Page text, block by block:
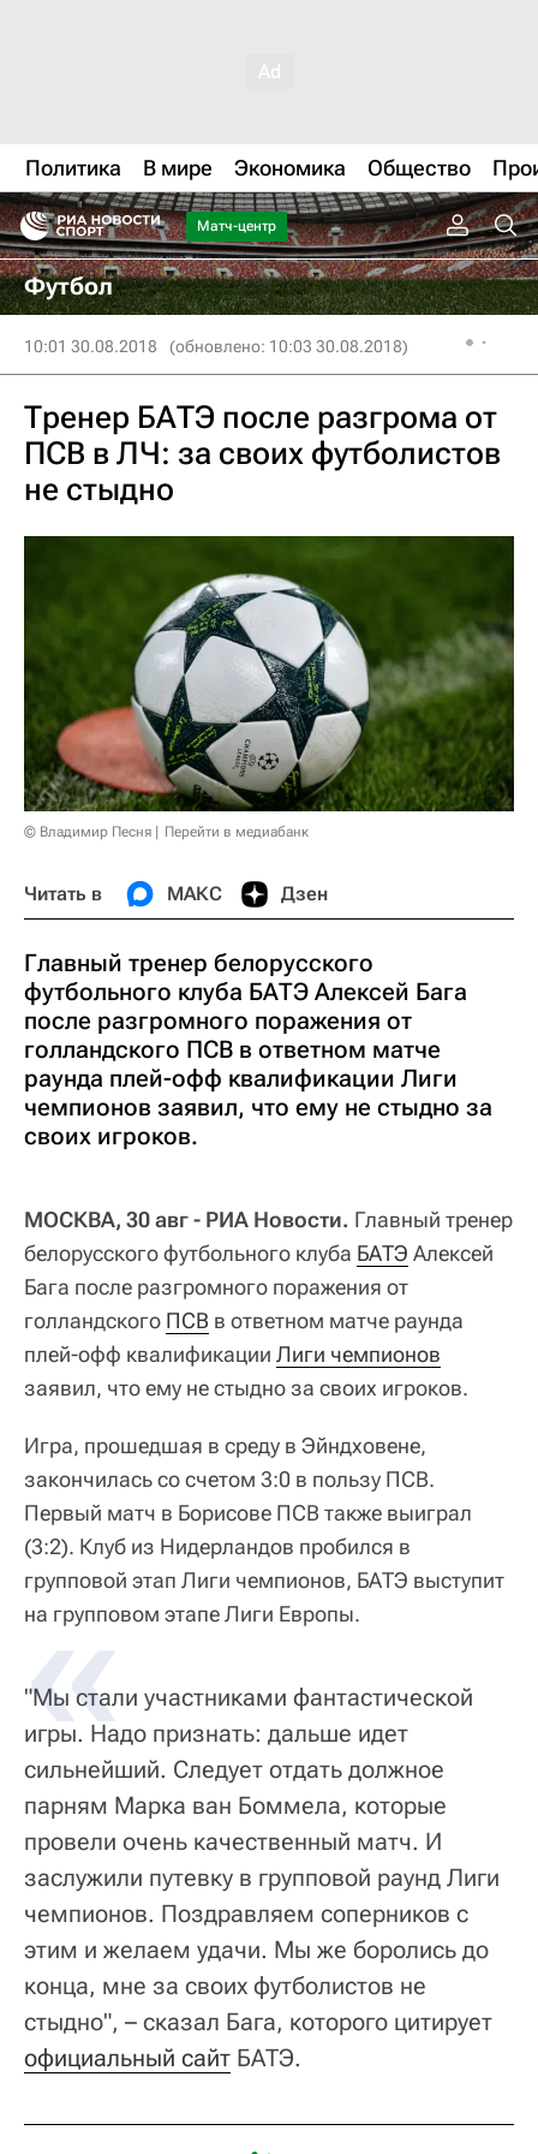
Политика В мире Экономика Общество
Матч-центр
Футбол
10:01 30.08.2018 (обновлено: 10:03 30.08.2018)
Тренер БАТЭ после разгрома от
ПСВ в ЛЧ: за своих футболистов
не стыдно
© Владимир Песня Перейти в медиабанк
Читать в МАКС Дзен
Главный тренер белорусского
футбольного клуба БАТЭ Алексей Бага
после разгромного поражения от
голландского ПСВ в ответном матче
раунда плей-офф квалификации Лиги
чемпионов заявил, что ему не стыдно за
своих игроков.
МОСКВА, 30 авг - РИА Новости. Главный тренер
белорусского футбольного клуба БАТЭ Алексей
Бага после разгромного поражения от
голландского ПСВ в ответном матче раунда
плей-офф квалификации Лиги чемпионов
заявил, что ему не стыдно за своих игроков.
Игра, прошедшая в среду в Эйндховене,
закончилась со счетом 3:0 в пользу ПСВ.
Первый матч в Борисове ПСВ также выиграл
(3:2). Клуб из Нидерландов пробился в
групповой этап Лиги чемпионов, БАТЭ выступит
на групповом этапе Лиги Европы.
"Мы стали участниками фантастической
игры. Надо признать: дальше идет
сильнейший. Следует отдать должное
парням Марка ван Боммела, которые
провели очень качественный матч. И
заслужили путевку в групповой раунд Лиги
чемпионов. Поздравляем соперников с
этим и желаем удачи. Мы же боролись до
конца, мне за своих футболистов не
стыдно", – сказал Бага, которого цитирует
официальный сайт БАТЭ.